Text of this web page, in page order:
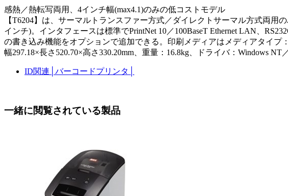
感熱／熱転写両用、4インチ幅(max4.1)のみの低コストモデル
【T6204】は、サーマルトランスファー方式／ダイレクトサーマル方式両用
インチ)。インタフェースは標準でPrintNet 10／100BaseT Ethernet LAN、
の書き込み機能をオプションで追加できる。印刷メディアはメディアタイ
幅297.18×長さ520.70×高さ330.20mm、重量：16.8kg、ドライバ：Windows NT
ID関連 バーコードプリンタ
一緒に閲覧されている製品